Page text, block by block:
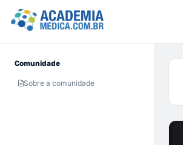
Comunidade
Sobre a comunidade